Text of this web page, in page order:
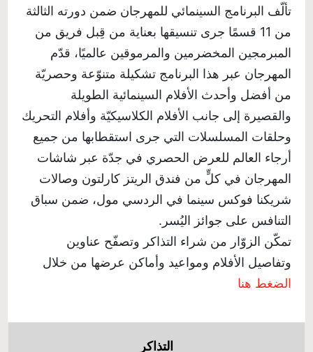
تألّف البرنامج السينمائي للمهرجان ضمن دورته الثالثة
من 11 قسمًا جرى تنسيقها بعناية من قِبل فريق من
المبرمجين المخضرمين والمرموقين عالميًا، قدّم
المهرجان عبر هذا البرنامج تشكيلة متنوّعة وحصريّة
من أفضل وأحدث الأفلام السينمائية الطويلة
والقصيرة إلى جانب الأفلام الكلاسيكيّة وأفلام التحريك
وحلقات المسلسلات التي جرى استقطابها من جميع
أرجاء العالم للعرض الحصري في جدّة عبر شاشات
المهرجان في كلٍّ من فندق الريتز كارلتون وصالات
شريكنا فوكس سينما في الردسي مول، ضمن سباق
التنافس على جوائز اليُسر.
تمكّن الزوّار من شراء التذاكر وتصفّح عناوين
وتفاصيل الأفلام ومواعيد وأماكن عرضها من خلال
الضغط هنا
التذاكر